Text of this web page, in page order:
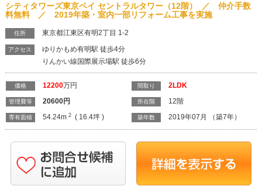
シティタワーズ東京ベイ セントラルタワー（12階） ／ 仲介手数
料無料 ／ 2019年築・室内一部リフォーム工事を実施
住所 東京都江東区有明2丁目 1-2
アクセス
ゆりかもめ有明駅 徒歩4分
りんかい線国際展示場駅 徒歩6分
価格 12200万円
管理費等 20600円
専有面積 54.24m2 ( 16.4坪 )
間取り 2LDK
所在階 12階
築年数 2019年07月 （築7年）